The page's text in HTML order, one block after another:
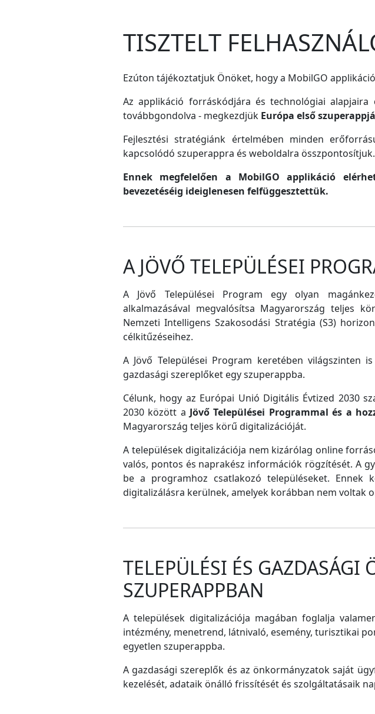
TISZTELT
Ezúton tájékoztatjuk Önöket, hogy a MobilGO
Az applikáció forráskódjára és technológiai
továbbgondolva - megkezdjük Európa első
Fejlesztési stratégiánk értelmében minden
kapcsolódó szuperappra és weboldalra összpontosítjuk.
Ennek megfelelően a MobilGO applikáció
bevezetéséig ideiglenesen felfüggesztettük.
A JÖVŐ TELEPÜLÉSEI
A Jövő Települései Program egy olyan
alkalmazásával megvalósítsa Magyarország teljes
Nemzeti Intelligens Szakosodási Stratégia (S3)
célkitűzéseihez.
A Jövő Települései Program keretében világszinten
gazdasági szereplőket egy szuperappba.
Célunk, hogy az Európai Unió Digitális Évtized 2030
2030 között a Jövő Települései Programmal és a
Magyarország teljes körű digitalizációját.
A települések digitalizációja nem kizárólag online
valós, pontos és naprakész információk rögzítését. A
be a programhoz csatlakozó településeket. Ennek
digitalizálásra kerülnek, amelyek korábban nem voltak
TELEPÜLÉSI ÉS GAZDASÁGI
SZUPERAPPBAN
A települések digitalizációja magában foglalja
intézmény, menetrend, látnivaló, esemény, turisztikai
egyetlen szuperappba.
A gazdasági szereplők és az önkormányzatok saját
kezelését, adataik önálló frissítését és szolgáltatásaik